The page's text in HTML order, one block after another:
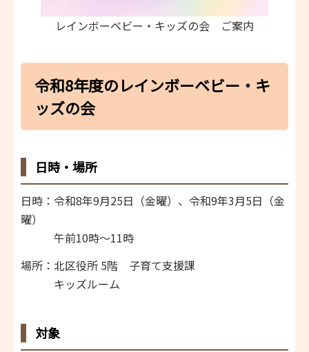
レインボーベビー・キッズの会 ご案内
令和8年度のレインボーベビー・キ
ッズの会
日時・場所
日時：令和8年9月25日（金曜）、令和9年3月5日（金
曜）
午前10時～11時
場所：北区役所 5階 子育て支援課
キッズルーム
対象